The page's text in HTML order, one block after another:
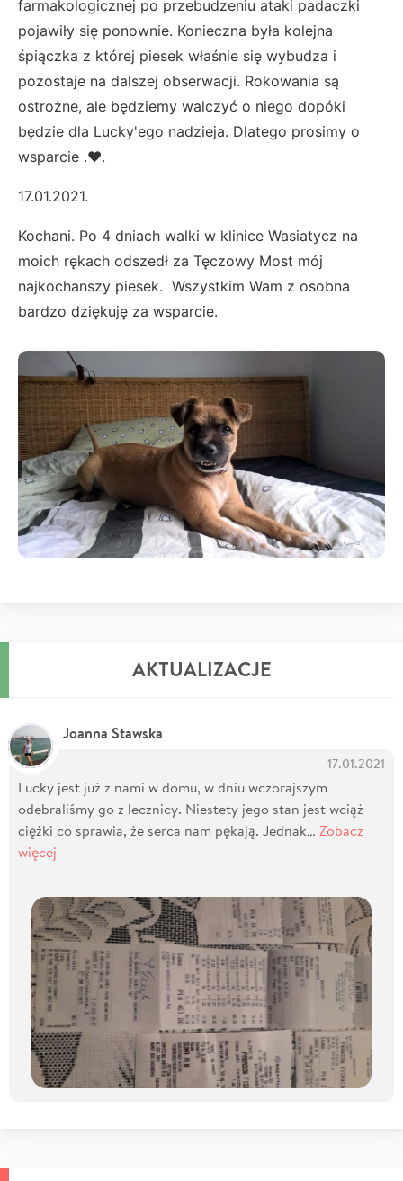
farmakologicznej po przebudzeniu ataki padaczki
pojawiły się ponownie. Konieczna była kolejna
śpiączka z której piesek właśnie się wybudza i
pozostaje na dalszej obserwacji. Rokowania są
ostrożne, ale będziemy walczyć o niego dopóki
będzie dla Lucky'ego nadzieja. Dlatego prosimy o
wsparcie .❤.
17.01.2021.
Kochani. Po 4 dniach walki w klinice Wasiatycz na
moich rękach odszedł za Tęczowy Most mój
najkochanszy piesek. Wszystkim Wam z osobna
bardzo dziękuję za wsparcie.
AKTUALIZACJE
Joanna Stawska
17.01.2021
Lucky jest już z nami w domu, w dniu wczorajszym
odebraliśmy go z lecznicy. Niestety jego stan jest wciąż
ciężki co sprawia, że serca nam pękają. Jednak… Zobacz
więcej